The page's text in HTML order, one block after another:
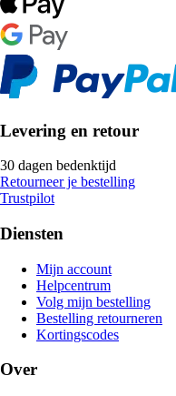
Levering en retour
30 dagen bedenktijd
Retourneer je bestelling
Trustpilot
Diensten
Mijn account
Helpcentrum
Volg mijn bestelling
Bestelling retourneren
Kortingscodes
Over